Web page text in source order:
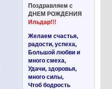
Поздравляем с
ДНЕМ РОЖДЕНИЯ
Ильдар!!!
Желаем счастья,
радости, успеха,
Большой любви и
много смеха,
Удачи, здоровья,
много силы,
Чтоб бодрость